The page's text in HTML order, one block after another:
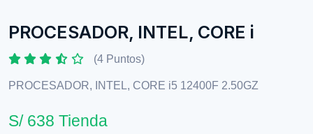
PROCESADOR, INTEL, CORE i
(4 Puntos)
PROCESADOR, INTEL, CORE i5 12400F 2.50GZ
S/ 638 Tienda